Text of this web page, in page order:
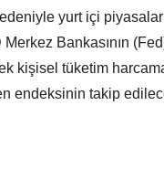
yurt içi
Bankasının
kişisel tüketim
endeksinin takip